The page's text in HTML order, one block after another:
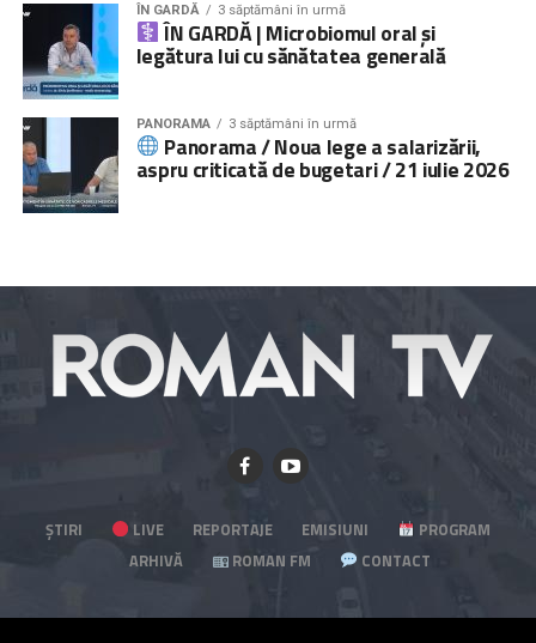
ÎN GARDĂ 3 săptămâni în urmă
ÎN GARDĂ | Microbiomul oral și
legătura lui cu sănătatea generală
PANORAMA 3 săptămâni în urmă
Panorama / Noua lege a salarizării,
aspru criticată de bugetari / 21 iulie 2026
ȘTIRI LIVE REPORTAJE EMISIUNI
PROGRAM
ARHIVĂ
ROMAN FM CONTACT